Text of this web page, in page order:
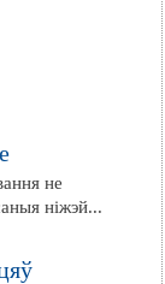
не
ніжэй...